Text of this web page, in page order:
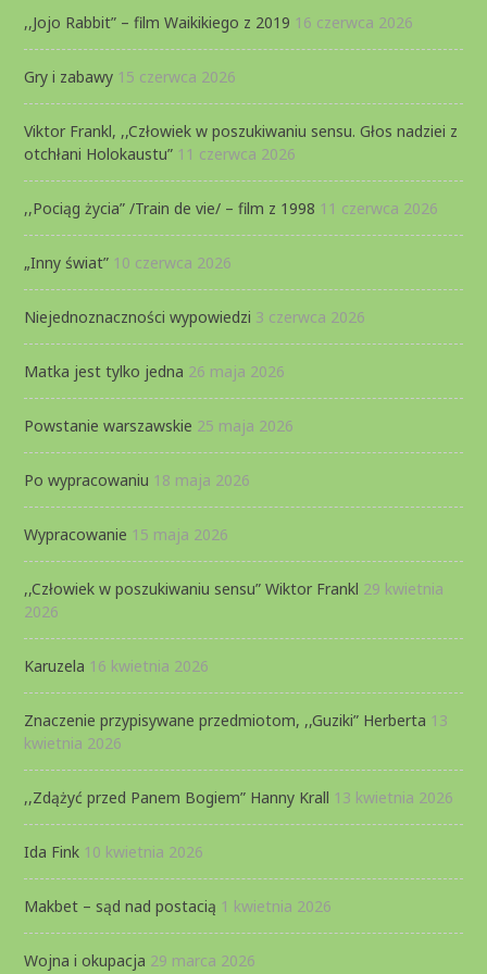
,,Jojo Rabbit” – film Waikikiego z 2019 16 czerwca 2026
Gry i zabawy 15 czerwca 2026
Viktor Frankl, ,,Człowiek w poszukiwaniu sensu. Głos nadziei z
otchłani Holokaustu” 11 czerwca 2026
,,Pociąg życia” /Train de vie/ – film z 1998 11 czerwca 2026
„Inny świat” 10 czerwca 2026
Niejednoznaczności wypowiedzi 3 czerwca 2026
Matka jest tylko jedna 26 maja 2026
Powstanie warszawskie 25 maja 2026
Po wypracowaniu 18 maja 2026
Wypracowanie 15 maja 2026
,,Człowiek w poszukiwaniu sensu” Wiktor Frankl 29 kwietnia
2026
Karuzela 16 kwietnia 2026
Znaczenie przypisywane przedmiotom, ,,Guziki” Herberta 13
kwietnia 2026
,,Zdążyć przed Panem Bogiem” Hanny Krall 13 kwietnia 2026
Ida Fink 10 kwietnia 2026
Makbet – sąd nad postacią 1 kwietnia 2026
Wojna i okupacja 29 marca 2026